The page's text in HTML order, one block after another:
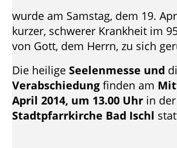
wurde am Samstag, dem 19.
kurzer, schwerer Krankheit im
von Gott, dem Herrn, zu sich
Die heilige Seelenmesse und
Verabschiedung finden am
April 2014, um 13.00 Uhr in der
Stadtpfarrkirche Bad Ischl